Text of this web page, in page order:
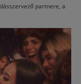
partnere, a